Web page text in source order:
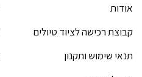
אודות
קבוצת רכישה לציוד טיולים
תנאי שימוש ותקנון